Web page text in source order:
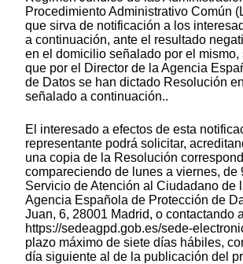
Procedimiento Administrativo Común
que sirva de notificación a los
a continuación, ante el resultado
en el domicilio señalado por el
que por el Director de la Agencia
de Datos se han dictado Resolución
señalado a continuación..
El interesado a efectos de esta
representante podrá solicitar,
una copia de la Resolución
compareciendo de lunes a viernes, de
Servicio de Atención al Ciudadano de
Agencia Española de Protección de
Juan, 6, 28001 Madrid, o contactando
https://sedeagpd.gob.es/sede-
plazo máximo de siete días hábiles,
día siguiente al de la publicación del